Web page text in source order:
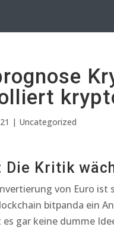
| Uncategorized
Die Kritik
von Euro
bitpanda ein
gar keine dumme